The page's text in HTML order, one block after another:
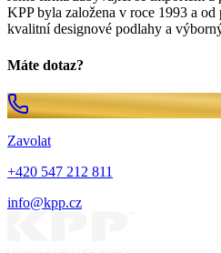
KPP byla založena v roce 1993 a od
kvalitní designové podlahy a
Máte dotaz?
Zavolat
+420 547 212 811
info@kpp.cz